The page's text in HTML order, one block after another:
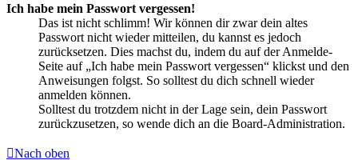
Ich habe mein Passwort vergessen!
Das ist nicht schlimm! Wir können dir zwar dein altes
Passwort nicht wieder mitteilen, du kannst es jedoch
zurücksetzen. Dies machst du, indem du auf der Anmelde-
Seite auf „Ich habe mein Passwort vergessen“ klickst und den
Anweisungen folgst. So solltest du dich schnell wieder
anmelden können.
Solltest du trotzdem nicht in der Lage sein, dein Passwort
zurückzusetzen, so wende dich an die Board-Administration.
Nach oben